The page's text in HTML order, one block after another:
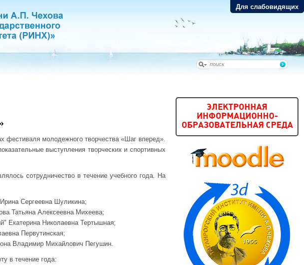
Для слабовидящих
фестиваля молодежного творчества «Шаг вперед».
выступления творческих и спортивных
сотрудничество в течение учебного года. На
Сергеевна Шуликина;
Татьяна Алексеевна Михеева;
Екатерина Николаевна Тертышная;
Первутинская;
Владимир Михайлович Пегушин.
в течение года:
ЭЛЕКТРОННАЯ
ИНФОРМАЦИОННО-
ОБРАЗОВАТЕЛЬНАЯ СРЕДА